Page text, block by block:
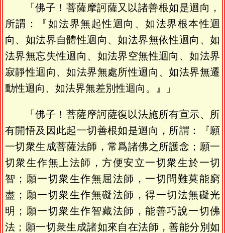
「佛子！菩薩摩訶薩又以諸善根如是迴向，
所謂：『如法界無起性迴向、如法界根本性迴
向、如法界自體性迴向、如法界無依性迴向、如
法界無忘失性迴向、如法界空無性迴向、如法界
寂靜性迴向、如法界無處所性迴向、如法界無遷
動性迴向、如法界無差別性迴向。』」
「佛子！菩薩摩訶薩復以法施所有宣示、所
有開悟及因此起一切善根如是迴向，所謂：『願
一切衆生成菩薩法師，常爲諸佛之所護念；願一
切衆生作無上法師，方便安立一切衆生於一切
智；願一切衆生作無屈法師，一切問難莫能窮
盡；願一切衆生作無礙法師，得一切法無礙光
明；願一切衆生作智藏法師，能善巧說一切佛
法；願一切衆生成諸如來自在法師，善能分別如